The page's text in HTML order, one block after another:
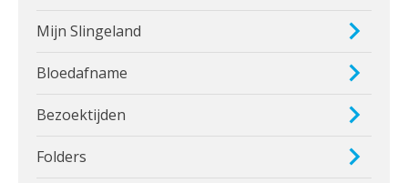
Mijn Slingeland
Bloedafname
Bezoektijden
Folders